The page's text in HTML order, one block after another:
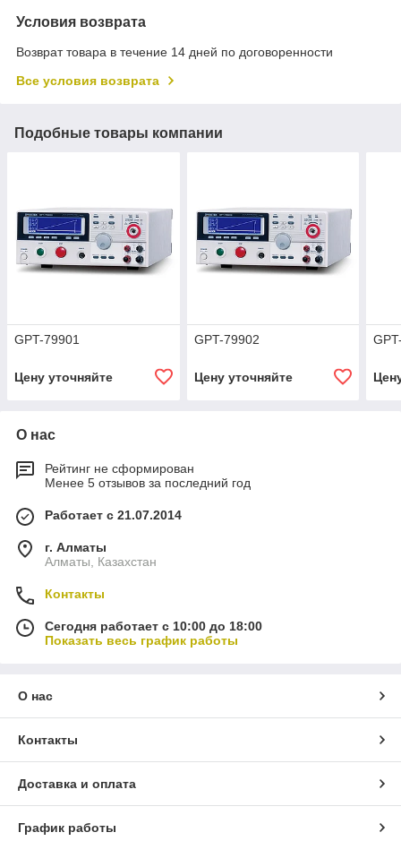
Условия возврата
Возврат товара в течение 14 дней по договоренности
Все условия возврата
Подобные товары компании
GPT-79901
Цену уточняйте
GPT-79902
Цену уточняйте
О нас
Рейтинг не сформирован
Менее 5 отзывов за последний год
Работает с 21.07.2014
г. Алматы
Алматы, Казахстан
Контакты
Сегодня работает с 10:00 до 18:00
Показать весь график работы
О нас
Контакты
Доставка и оплата
График работы